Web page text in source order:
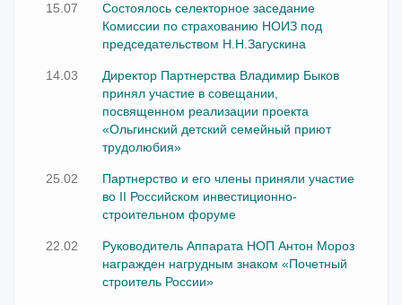
15.07
Состоялось селекторное заседание
Комиссии по страхованию НОИЗ под
председательством Н.Н.Загускина
14.03
Директор Партнерства Владимир Быков
принял участие в совещании,
посвященном реализации проекта
«Ольгинский детский семейный приют
трудолюбия»
25.02
Партнерство и его члены приняли участие
во II Российском инвестиционно-
строительном форуме
22.02
Руководитель Аппарата НОП Антон Мороз
награжден нагрудным знаком «Почетный
строитель России»